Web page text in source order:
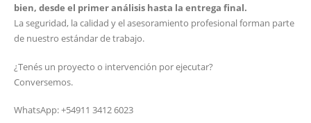
bien, desde el primer análisis hasta la entrega final.
La seguridad, la calidad y el asesoramiento profesional forman parte
de nuestro estándar de trabajo.
¿Tenés un proyecto o intervención por ejecutar?
Conversemos.
WhatsApp: +54911 3412 6023